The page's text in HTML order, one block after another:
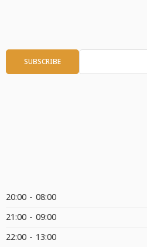
08:00 - 20:00
09:00 - 21:00
13:00 - 22:00